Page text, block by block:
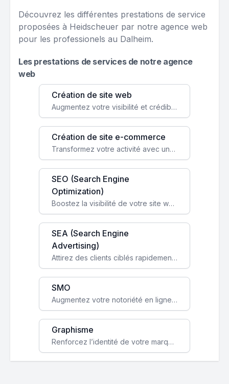
Découvrez les différentes prestations de service
proposées à Heidscheuer par notre agence web
pour les professionels au Dalheim.
Les prestations de services de notre agence
web
Création de site web
Augmentez votre visibilité et crédibilité en ligne avec un site web performant, conçu pour attirer plus de clients.
Création de site e-commerce
Transformez votre activité avec une boutique en ligne, accessible à l'échelle mondiale 24/7.
SEO (Search Engine
Optimization)
Boostez la visibilité de votre site web sur Google et attirez du trafic qualifié grâce à nos stratégies SEO.
SEA (Search Engine
Advertising)
Attirez des clients ciblés rapidement avec des campagnes publicitaires payantes optimisées pour vos objectifs.
SMO
Augmentez votre notoriété en ligne et stimulez la croissance de votre entreprise grâce à une stratégie sociale sur mesure.
Graphisme
Renforcez l’identité de votre marque avec un design unique qui capte l’attention et engage vos clients.